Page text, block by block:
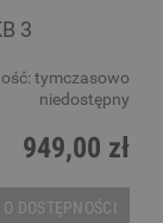
3
tymczasowo
niedostępny
949,00 zł
DOSTĘPNOŚCI